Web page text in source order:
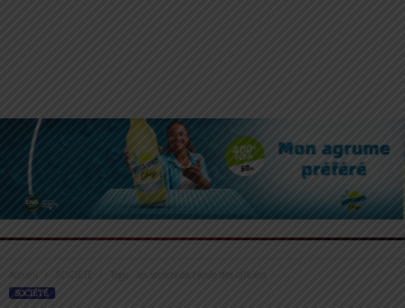
Accueil Togo : les secrets de l’école des officiers
SOCIÉTÉ